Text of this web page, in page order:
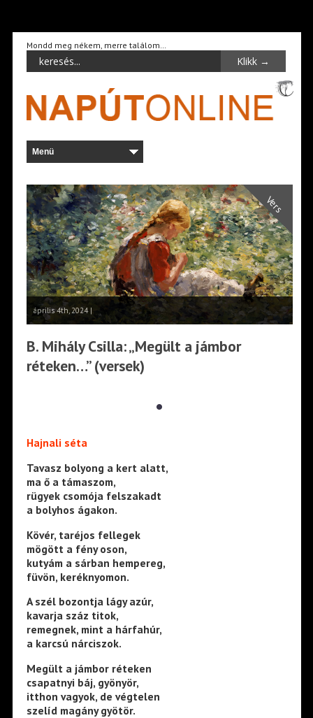
Mondd meg nékem, merre találom…
Vers
április 4th, 2024 |
B. Mihály Csilla: „Megült a jámbor
réteken…” (versek)
•
Hajnali séta
Tavasz bolyong a kert alatt,
ma ő a támaszom,
rügyek csomója felszakadt
a bolyhos ágakon.
Kövér, taréjos fellegek
mögött a fény oson,
kutyám a sárban hempereg,
füvön, keréknyomon.
A szél bozontja lágy azúr,
kavarja száz titok,
remegnek, mint a hárfahúr,
a karcsú nárciszok.
Megült a jámbor réteken
csapatnyi báj, gyönyör,
itthon vagyok, de végtelen
szelíd magány gyötör.